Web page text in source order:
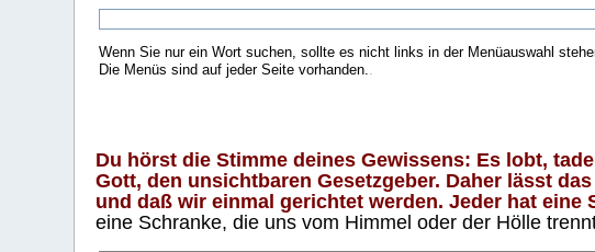
Wenn Sie nur ein Wort suchen, sollte es nicht links in der Menüauswahl
Die Menüs sind auf jeder Seite vorhanden..
Du hörst die Stimme deines Gewissens: Es lobt,
Gott, den unsichtbaren Gesetzgeber. Daher lässt
und daß wir einmal gerichtet werden. Jeder hat
eine Schranke, die uns vom Himmel oder der Hölle